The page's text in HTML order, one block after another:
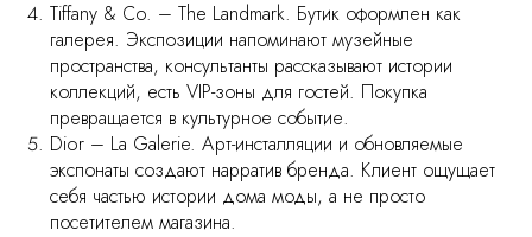
Tiffany & Co. – The Landmark. Бутик оформлен как
галерея. Экспозиции напоминают музейные
пространства, консультанты рассказывают истории
коллекций, есть VIP-зоны для гостей. Покупка
превращается в культурное событие.
Dior – La Galerie. Арт-инсталляции и обновляемые
экспонаты создают нарратив бренда. Клиент ощущает
себя частью истории дома моды, а не просто
посетителем магазина.